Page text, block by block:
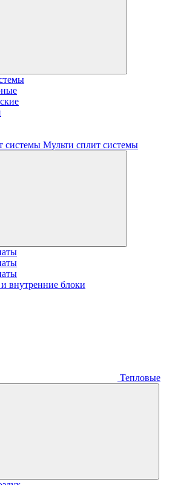
Мульти сплит системы
внутренние блоки
Тепловые